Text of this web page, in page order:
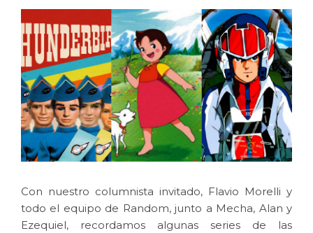
Con nuestro columnista invitado, Flavio Morelli y
todo el equipo de Random, junto a Mecha, Alan y
Ezequiel, recordamos algunas series de las